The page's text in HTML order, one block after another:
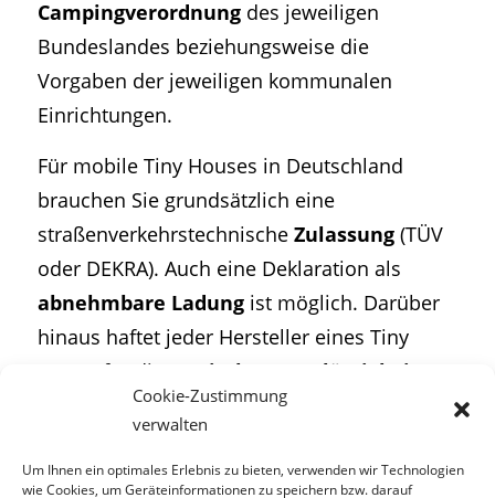
Cookie-Zustimmung
verwalten
Um Ihnen ein optimales Erlebnis zu bieten, verwenden wir Technologien
wie Cookies, um Geräteinformationen zu speichern bzw. darauf
Campingverordnungdes jeweiligen
Bundeslandes beziehungsweise die
Vorgaben der jeweiligen kommunalen
Einrichtungen.
Für mobile Tiny Houses in Deutschland
brauchen Sie grundsätzlich eine
straßenverkehrstechnische Zulassung(TÜV
oder DEKRA). Auch eine Deklaration als
abnehmbare Ladungist möglich. Darüber
hinaus haftet jeder Hersteller eines Tiny
House für die
statische Zuverlässigkeit
unter Straßenverkehrsbedingungen.
Teile diesen Eintrag